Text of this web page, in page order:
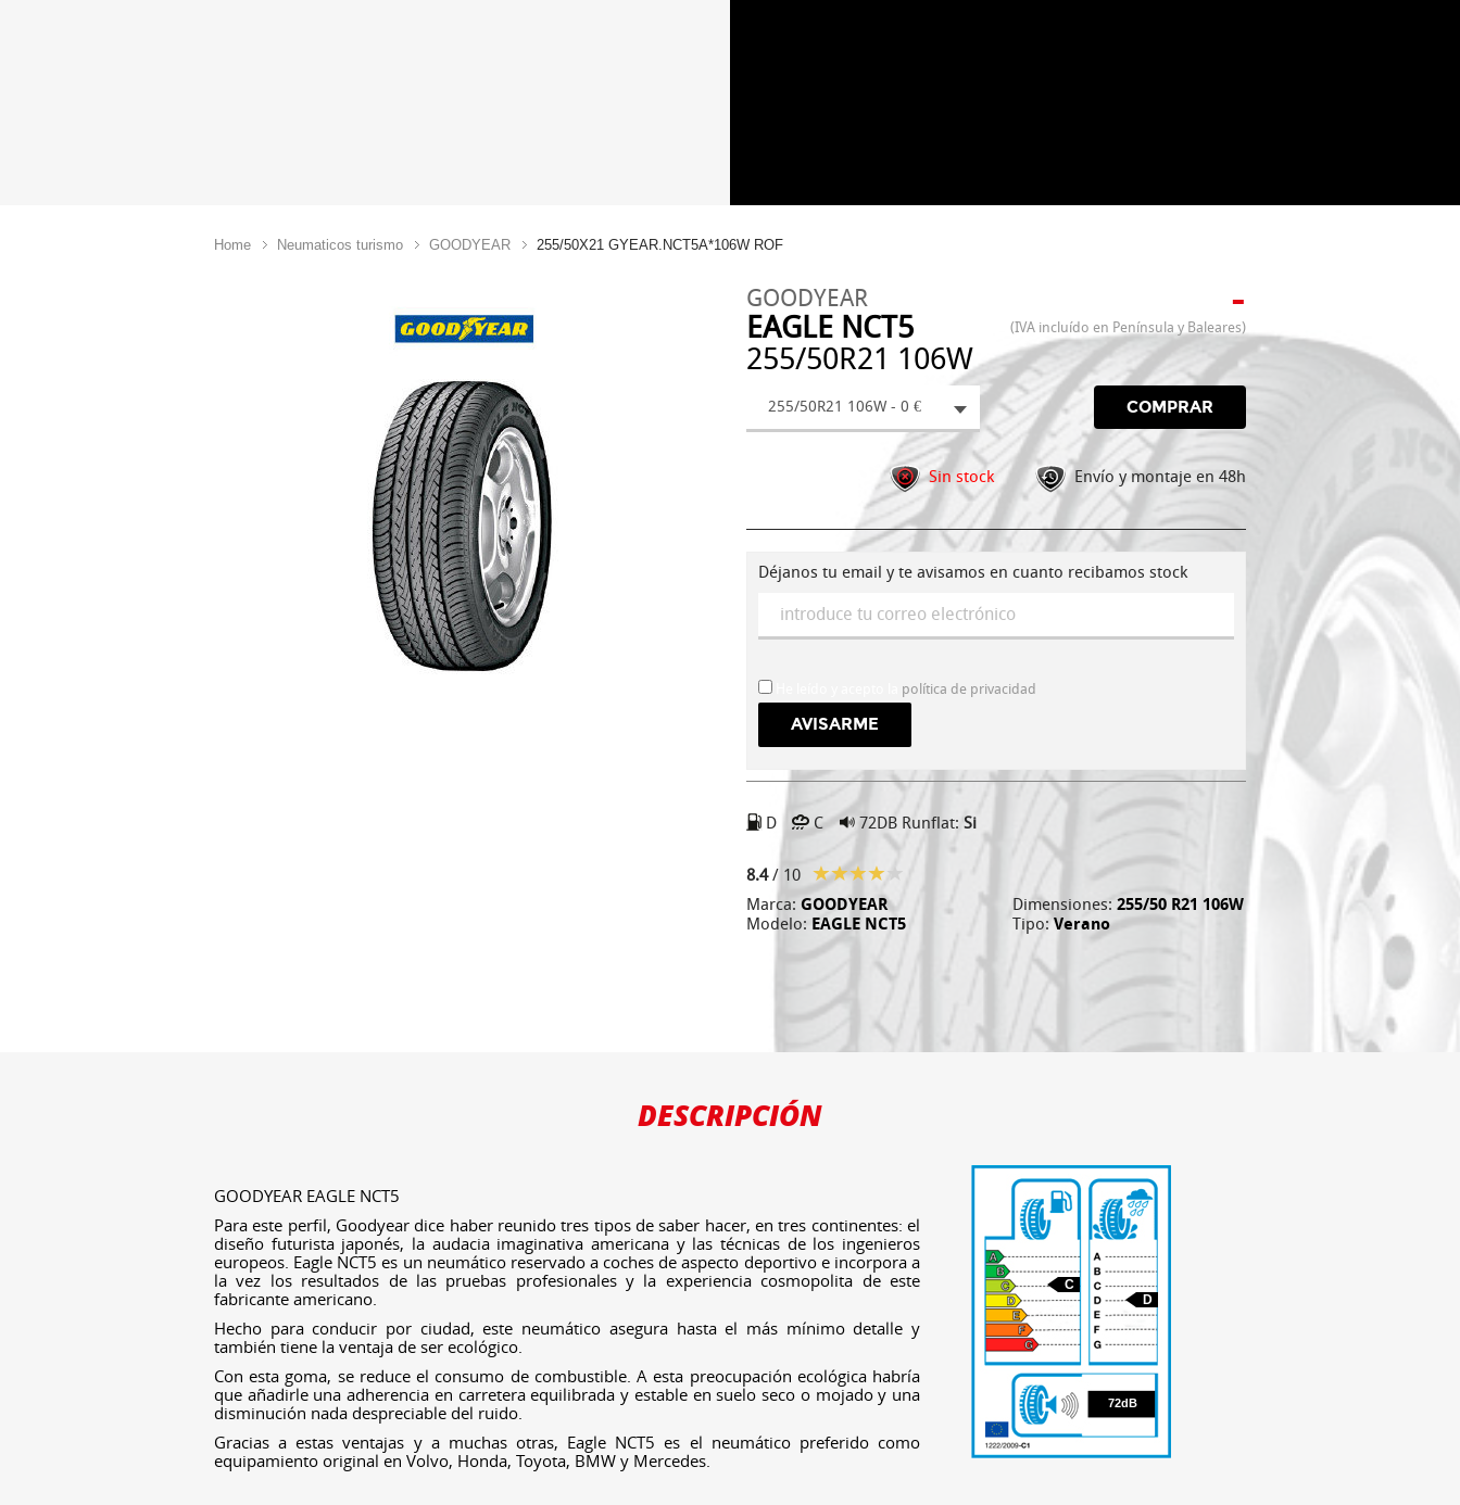
Home Neumaticos turismo GOODYEAR 255/50X21 GYEAR.NCT5A*106W ROF
GOODYEAR
EAGLE NCT5
255/50R21 106W
-
(IVA incluído en Península y Baleares)
255/50R21 106W - 0 € COMPRAR
Sin stock Envío y montaje en 48h
Déjanos tu email y te avisamos en cuanto recibamos stock
política de privacidad
D C 72DB Runflat: Si
8.4/ 10
Marca: GOODYEAR
Modelo: EAGLE NCT5
Dimensiones: 255/50 R21 106W
Tipo:Verano
DESCRIPCIÓN
GOODYEAR EAGLE NCT5
Para este perfil, Goodyear dice haber reunido tres tipos de saber hacer, en tres continentes: el
diseño futurista japonés, la audacia imaginativa americana y las técnicas de los ingenieros
europeos. Eagle NCT5 es un neumático reservado a coches de aspecto deportivo e incorpora a
la vez los resultados de las pruebas profesionales y la experiencia cosmopolita de este
fabricante americano.
Hecho para conducir por ciudad, este neumático asegura hasta el más mínimo detalle y
también tiene la ventaja de ser ecológico.
Con esta goma, se reduce el consumo de combustible. A esta preocupación ecológica habría
que añadirle una adherencia en carretera equilibrada y estable en suelo seco o mojado y una
disminución nada despreciable del ruido.
Gracias a estas ventajas y a muchas otras, Eagle NCT5 es el neumático preferido como
equipamiento original en Volvo, Honda, Toyota, BMW y Mercedes.
72
C
D
72dB